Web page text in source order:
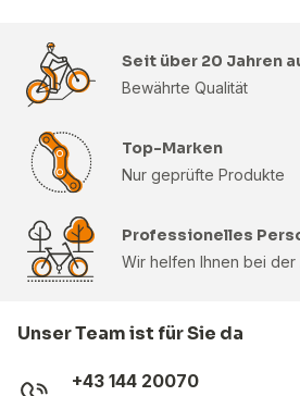
Seit über 20 Jahren
Bewährte Qualität
Top-Marken
Nur geprüfte Produkte
Professionelles
Wir helfen Ihnen bei der
Unser Team ist für Sie da
+43 144 20070